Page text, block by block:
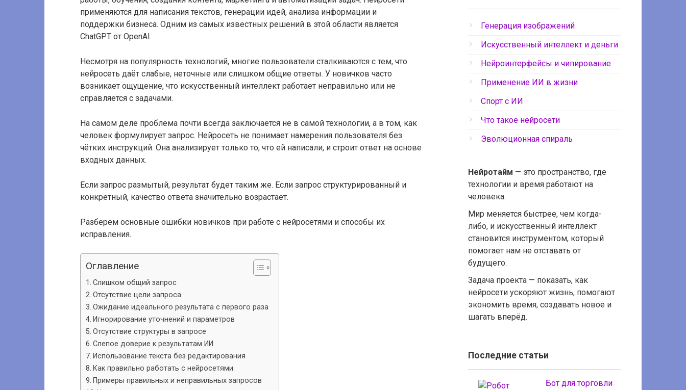
применяются для написания текстов, генерации идей, анализа информации и
поддержки бизнеса. Одним из самых известных решений в этой области является
ChatGPT от OpenAI.
Несмотря на популярность технологий, многие пользователи сталкиваются с тем, что
нейросеть даёт слабые, неточные или слишком общие ответы. У новичков часто
возникает ощущение, что искусственный интеллект работает неправильно или не
справляется с задачами.
На самом деле проблема почти всегда заключается не в самой технологии, а в том, как
человек формулирует запрос. Нейросеть не понимает намерения пользователя без
чётких инструкций. Она анализирует только то, что ей написали, и строит ответ на основе
входных данных.
Если запрос размытый, результат будет таким же. Если запрос структурированный и
конкретный, качество ответа значительно возрастает.
Разберём основные ошибки новичков при работе с нейросетями и способы их
исправления.
Оглавление
Слишком общий запрос
Отсутствие цели запроса
Ожидание идеального результата с первого раза
Игнорирование уточнений и параметров
Отсутствие структуры в запросе
Слепое доверие к результатам ИИ
Использование текста без редактирования
Как правильно работать с нейросетями
Примеры правильных и неправильных запросов
Генерация изображений
Искусственный интеллект и деньги
Нейроинтерфейсы и чипирование
Применение ИИ в жизни
Спорт с ИИ
Что такое нейросети
Эволюционная спираль
Нейротайм — это пространство, где
технологии и время работают на
человека.
Мир меняется быстрее, чем когда-
либо, и искусственный интеллект
становится инструментом, который
помогает нам не отставать от
будущего.
Задача проекта — показать, как
нейросети ускоряют жизнь, помогают
экономить время, создавать новое и
шагать вперёд.
Последние статьи
Бот для торговли